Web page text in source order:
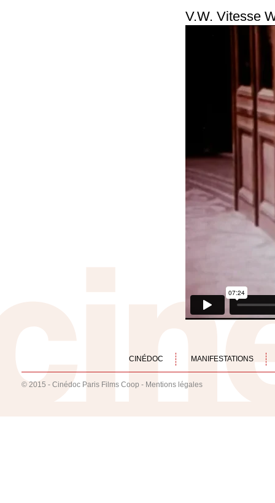
V.W. Vitesse
CINÉDOC MANIFESTATIONS
© 2015 - Cinédoc Paris Films Coop - Mentions légales